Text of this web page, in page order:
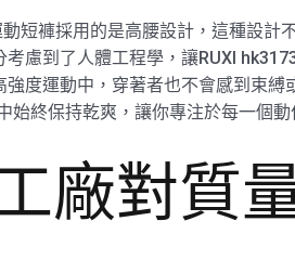
動短褲採用的是高腰設計，這種設
考慮到了人體工程學，讓RUXI
度運動中，穿著者也不會感到束縛
始終保持乾爽，讓你專注於每一個動
廠對質